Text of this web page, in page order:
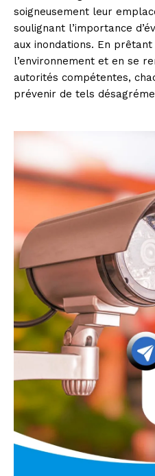
soigneusement leur
soulignant l’importance
aux inondations. En
l’environnement et en se
autorités compétentes,
prévenir de tels